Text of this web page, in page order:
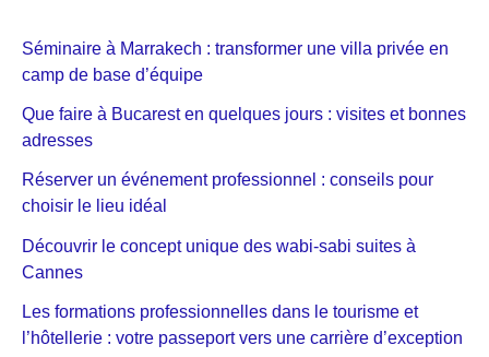
Séminaire à Marrakech : transformer une villa privée en
camp de base d’équipe
Que faire à Bucarest en quelques jours : visites et bonnes
adresses
Réserver un événement professionnel : conseils pour
choisir le lieu idéal
Découvrir le concept unique des wabi-sabi suites à
Cannes
Les formations professionnelles dans le tourisme et
l’hôtellerie : votre passeport vers une carrière d’exception